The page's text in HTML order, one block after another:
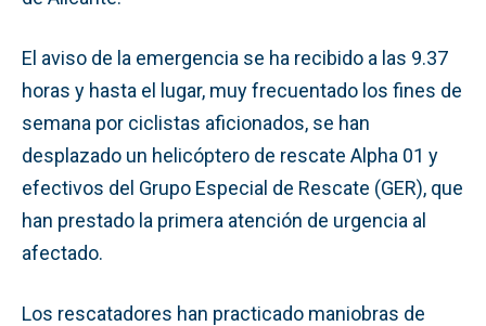
El aviso de la emergencia se ha recibido a las 9.37
horas y hasta el lugar, muy frecuentado los fines de
semana por ciclistas aficionados, se han
desplazado un helicóptero de rescate Alpha 01 y
efectivos del Grupo Especial de Rescate (GER), que
han prestado la primera atención de urgencia al
afectado.
Los rescatadores han practicado maniobras de